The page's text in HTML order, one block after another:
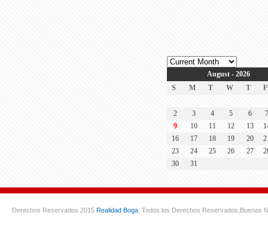
August - 2026
S
M T W T F
2 3 4 5 6
9
10 11 12 13
16
17 18 19 20
23
24 25 26 27
30
31
Derechos Reservados 2015 Realidad Boga . Todos los Derechos Reservados, Buenas